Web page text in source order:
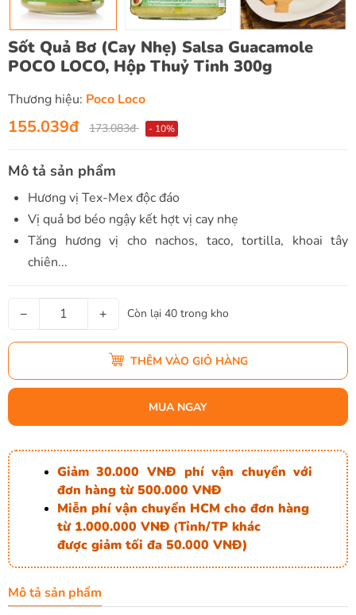
Sốt Quả Bơ (Cay Nhẹ) Salsa Guacamole
POCO LOCO, Hộp Thuỷ Tinh 300g
Thương hiệu: Poco Loco
155.039đ 173.083đ - 10%
Mô tả sản phẩm
Hương vị Tex-Mex độc đáo
Vị quả bơ béo ngậy kết hợt vị cay nhẹ
Tăng hương vị cho nachos, taco, tortilla, khoai tây
chiên...
− + Còn lại 40 trong kho
THÊM VÀO GIỎ HÀNG
MUA NGAY
Giảm 30.000 VNĐ phí vận chuyển với
đơn hàng từ 500.000 VNĐ
Miễn phí vận chuyển HCM cho đơn hàng
từ 1.000.000 VNĐ (Tỉnh/TP khác
được giảm tối đa 50.000 VNĐ)
Mô tả sản phẩm